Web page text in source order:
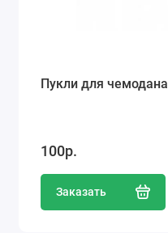
Пукли для чемодана
100р.
Заказать